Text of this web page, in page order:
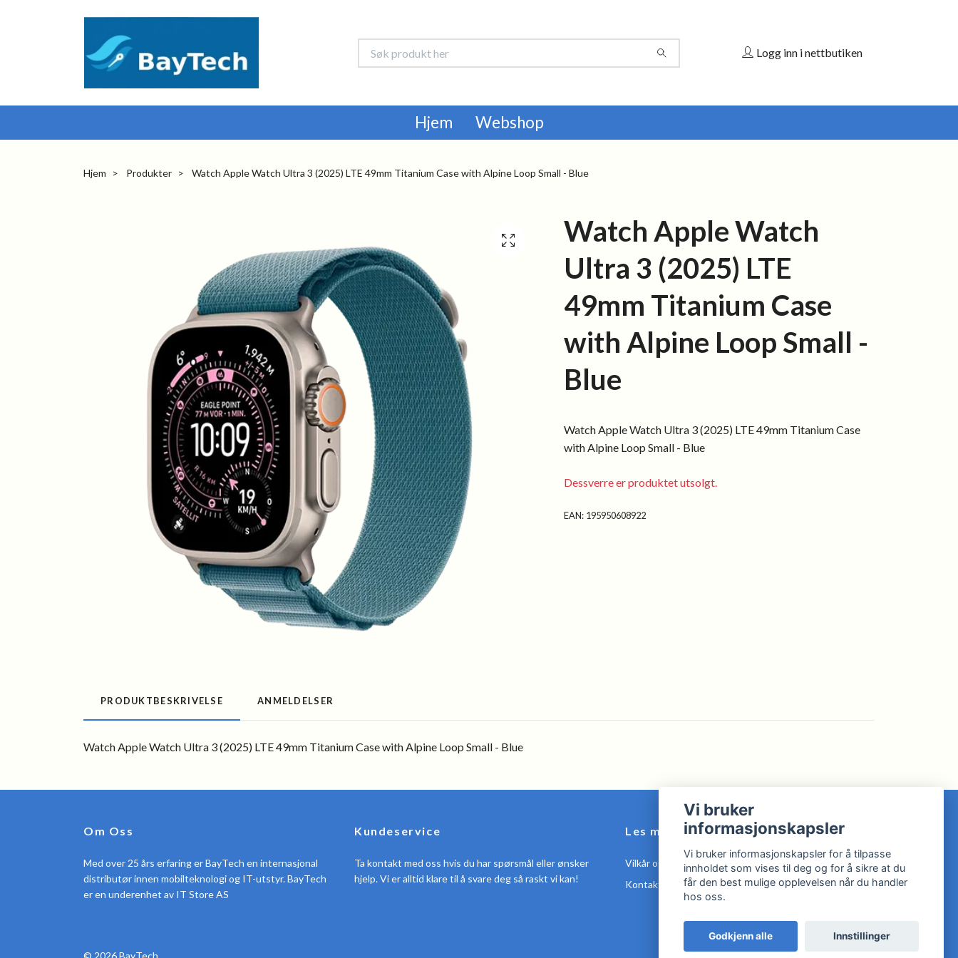
Logg inn i nettbutiken
Hjem Webshop
Hjem Produkter Watch Apple Watch Ultra 3 (2025) LTE 49mm Titanium Case with Alpine Loop Small - Blue
Watch Apple Watch
Ultra 3 (2025) LTE
49mm Titanium Case
with Alpine Loop Small -
Blue
Watch Apple Watch Ultra 3 (2025) LTE 49mm Titanium Case
with Alpine Loop Small - Blue
Dessverre er produktet utsolgt.
EAN: 195950608922
PRODUKTBESKRIVELSE ANMELDELSER
Watch Apple Watch Ultra 3 (2025) LTE 49mm Titanium Case with Alpine Loop Small - Blue
Om Oss
Med over 25 års erfaring er BayTech en internasjonal
distributør innen mobilteknologi og IT-utstyr. BayTech
er en underenhet av IT Store AS
Kundeservice
Ta kontakt med oss hvis du har spørsmål eller ønsker
hjelp. Vi er alltid klare til å svare deg så raskt vi kan!
Les mer
Vilkår og Betingelser
Kontakt oss
© 2026 BayTech
Vi bruker
informasjonskapsler
Vi bruker informasjonskapsler for å tilpasse
innholdet som vises til deg og for å sikre at du
får den best mulige opplevelsen når du handler
hos oss.
Godkjenn alle Innstillinger